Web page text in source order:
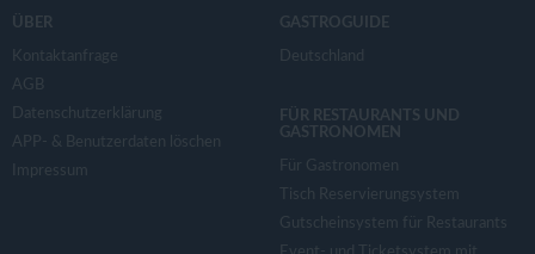
ÜBER
Kontaktanfrage
AGB
Datenschutzerklärung
APP- & Benutzerdaten löschen
Impressum
GASTROGUIDE
Deutschland
FÜR RESTAURANTS UND
GASTRONOMEN
Für Gastronomen
Tisch Reservierungsystem
Gutscheinsystem für Restaurants
n